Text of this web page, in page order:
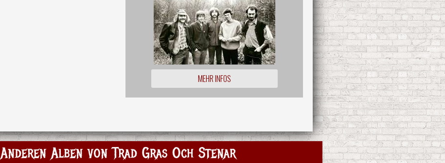
MEHR INFOS
Anderen Alben von Trad Gras Och Stenar